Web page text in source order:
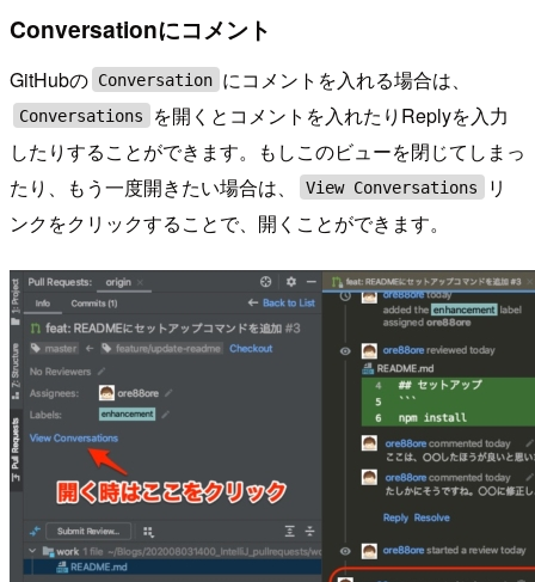
Conversationにコメント
GitHubの Conversation にコメントを入れる場合は、
Conversations
を開くとコメントを入れたりReplyを入力
したりすることができます。もしこのビューを閉じてしまっ
たり、もう一度開きたい場合は、
View Conversations
リ
ンクをクリックすることで、開くことができます。